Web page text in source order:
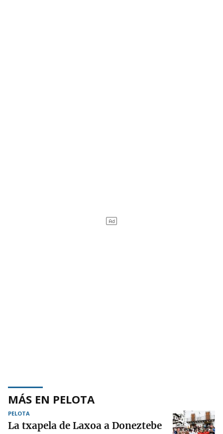
MÁS EN PELOTA
PELOTA
La txapela de Laxoa a Doneztebe